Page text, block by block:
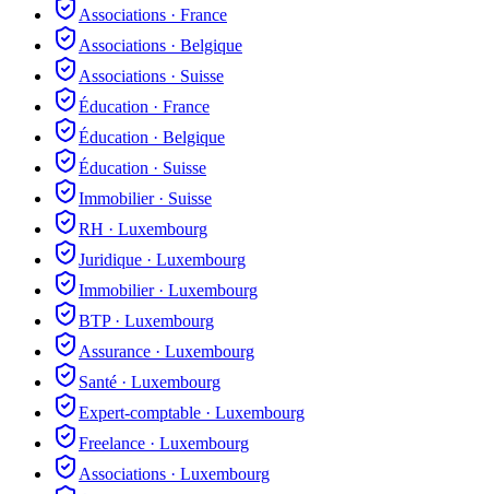
Associations · France
Associations · Belgique
Associations · Suisse
Éducation · France
Éducation · Belgique
Éducation · Suisse
Immobilier· Suisse
RH · Luxembourg
Juridique · Luxembourg
Immobilier· Luxembourg
BTP· Luxembourg
Assurance · Luxembourg
Santé · Luxembourg
Expert-comptable · Luxembourg
Freelance · Luxembourg
Associations · Luxembourg